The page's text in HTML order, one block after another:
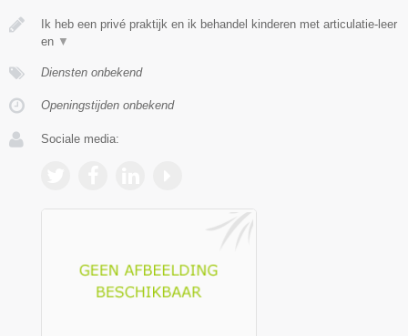
Ik heb een privé praktijk en ik behandel kinderen met articulatie-leer
en ▼
Diensten onbekend
Openingstijden onbekend
Sociale media: